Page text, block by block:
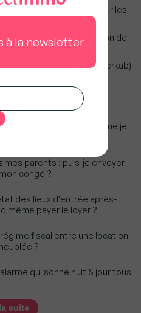
Act change vraiment pour les
2026
vos droits si votre location de
?
2026 (Observatoire Interkab)
redessinent marché
le loyer du logement que je
mes parents : puis-je envoyer
congé ?
des lieux d'entrée après-
même payer le loyer ?
fiscal entre une location
?
qui sonne nuit & jour tous
suite
à la newsletter